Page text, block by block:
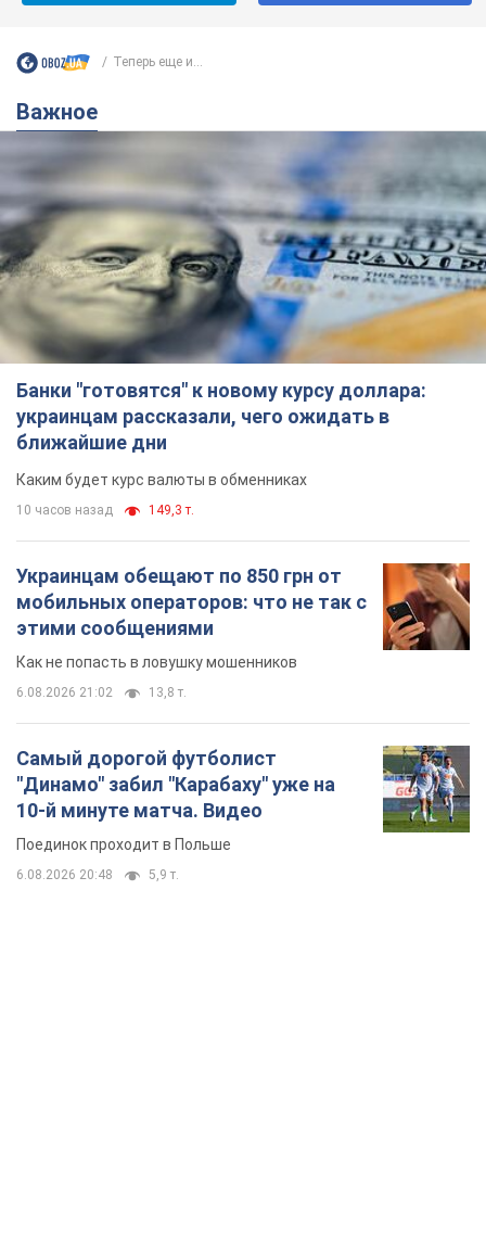
Теперь еще и...
Важное
Банки "готовятся" к новому курсу доллара:
украинцам рассказали, чего ожидать в
ближайшие дни
Каким будет курс валюты в обменниках
10 часов назад 149,3 т.
Украинцам обещают по 850 грн от
мобильных операторов: что не так с
этими сообщениями
Как не попасть в ловушку мошенников
6.08.2026 21:02 13,8 т.
Самый дорогой футболист
"Динамо" забил "Карабаху" уже на
10-й минуте матча. Видео
Поединок проходит в Польше
6.08.2026 20:48 5,9 т.